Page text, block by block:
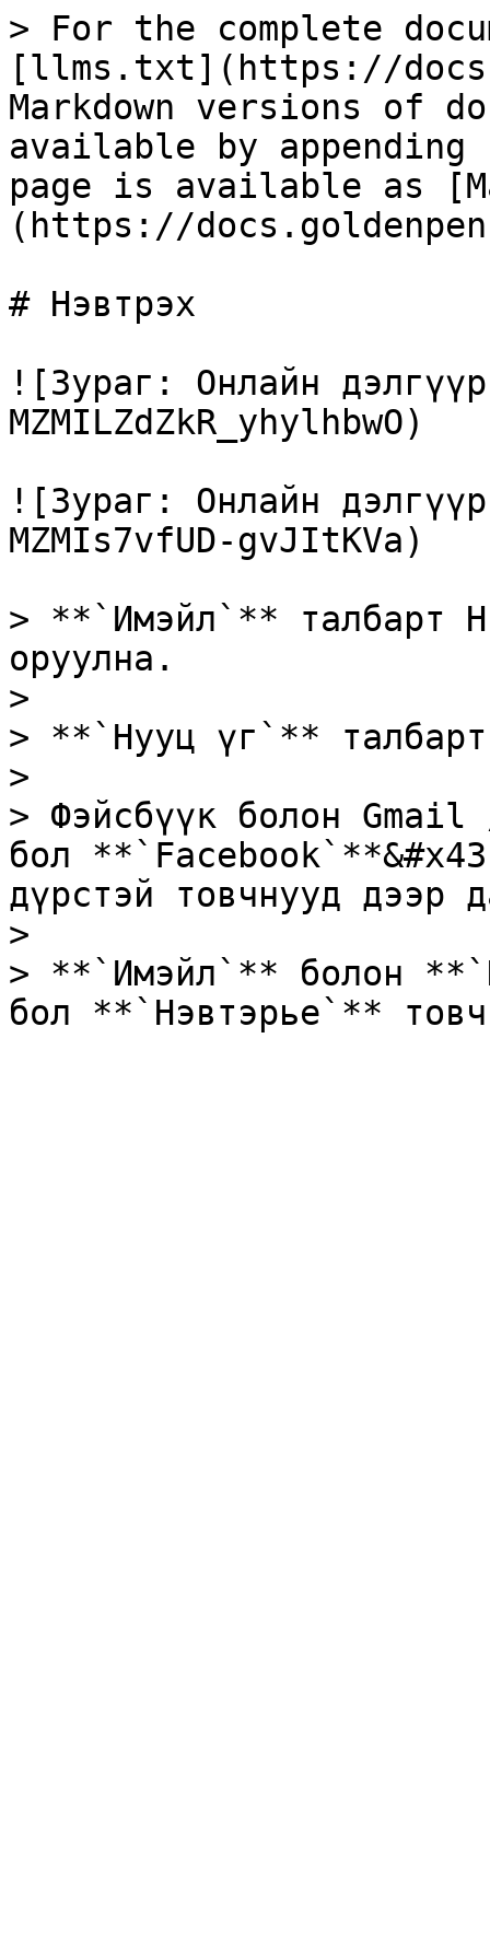
> For the complete
[llms.txt](https://
Markdown versions of
available by
page is available as
(https://
# Нэвтрэх
![Зураг: Онлайн
MZMILZdZkR_yhylhbwO)
![Зураг: Онлайн
MZMIs7vfUD-gvJItKVa)
> **`Имэйл`** талбарт
оруулна.
>
> **`Нууц үг`**
>
> Фэйсбүүк болон
бол
дүрстэй товчнууд дээр
>
> **`Имэйл`** болон